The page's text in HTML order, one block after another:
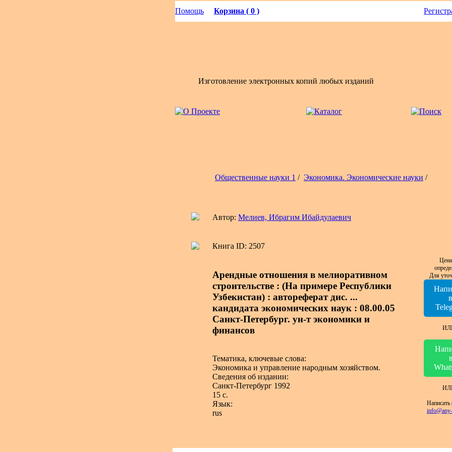
Помощь Корзина ( 0 )
Изготовление электронных копий любых изданий
Общественные науки 1 / Экономика. Экономические науки /
Автор: Мелиев, Ибрагим Ибайдулаевич
Книга ID: 2507
Арендные отношения в мелиоративном
строительстве : (На примере Республики
Узбекистан) : автореферат дис. ...
кандидата экономических наук : 08.00.05
Санкт-Петербург. ун-т экономики и
финансов
Тематика, ключевые слова:
Экономика и управление народным хозяйством.
Сведения об издании:
Санкт-Петербург 1992
15 с.
Язык:
rus
Для
в
в
Написать